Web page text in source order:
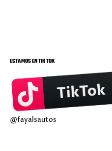
ESTAMOS EN TIK TOK
@fayalsautos